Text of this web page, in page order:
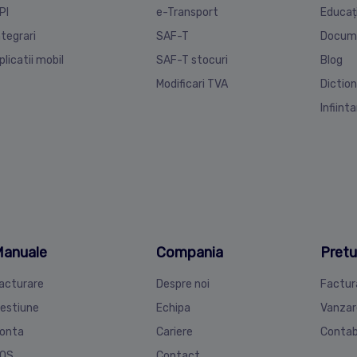
mobil
e-Transport
SAF-T
SAF-T stocuri
Modificari TVA
Blog
Compania
Despre noi
Echipa
Cariere